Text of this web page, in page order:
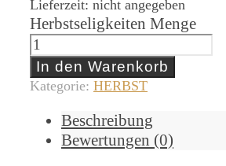
Lieferzeit: nicht angegeben
Herbstseligkeiten Menge
In den Warenkorb
Kategorie: HERBST
Beschreibung
Bewertungen (0)